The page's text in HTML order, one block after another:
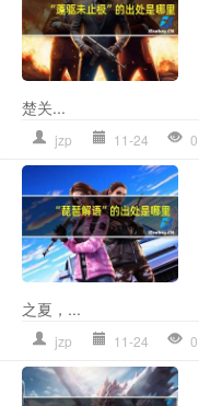
楚关...
jzp 11-24 0
之夏，...
jzp 11-24 0